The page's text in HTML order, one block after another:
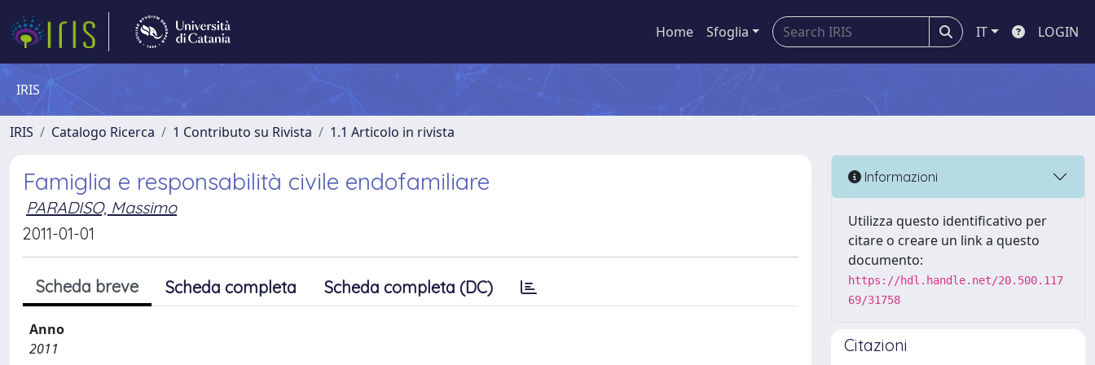
Home Sfoglia IT LOGIN
IRIS
IRIS Catalogo Ricerca 1 Contributo su Rivista 1.1 Articolo in rivista
Famiglia e responsabilità civile endofamiliare
PARADISO, Massimo
2011-01-01
Scheda breve Scheda completa Scheda completa (DC)
Anno
2011
Informazioni
Utilizza questo identificativo per
citare o creare un link a questo
documento:
https://hdl.handle.net/20.500.117
69/31758
Citazioni